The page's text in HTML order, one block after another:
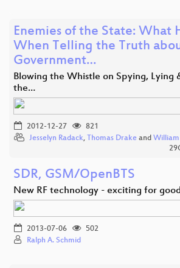
Enemies of the State: What
When Telling the Truth
Government…
Blowing the Whistle on Spying, Lying
the…
2012-12-27
821
Jesselyn Radack, Thomas Drake and William
SDR, GSM/OpenBTS
New RF technology - exciting for
2013-07-06
502
Ralph A. Schmid